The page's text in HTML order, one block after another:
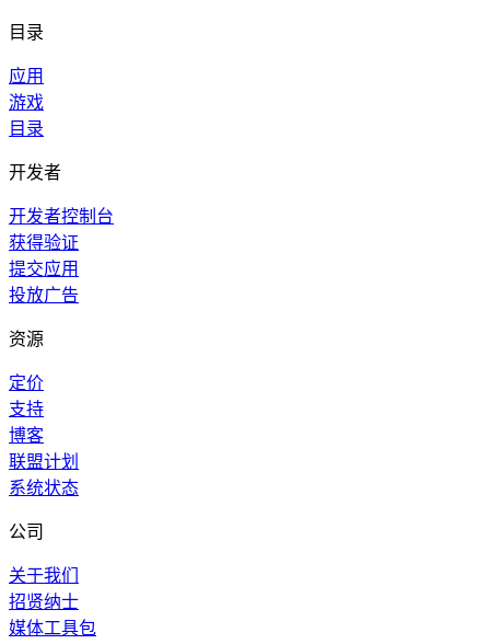
目录
应用
游戏
目录
开发者
开发者控制台
获得验证
提交应用
投放广告
资源
定价
支持
博客
联盟计划
系统状态
公司
关于我们
招贤纳士
媒体工具包